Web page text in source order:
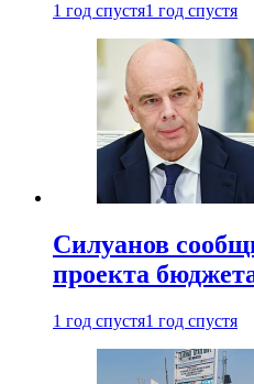
1 год спустя1 год спустя
Силуанов
проекта
1 год спустя1 год спустя